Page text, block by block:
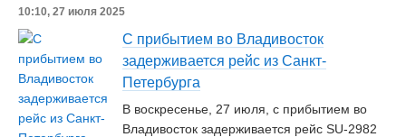
10:10, 27 июля 2025
С прибытием во Владивосток
задерживается рейс из Санкт-
Петербурга
В воскресенье, 27 июля, с прибытием во
Владивосток задерживается рейс SU-2982